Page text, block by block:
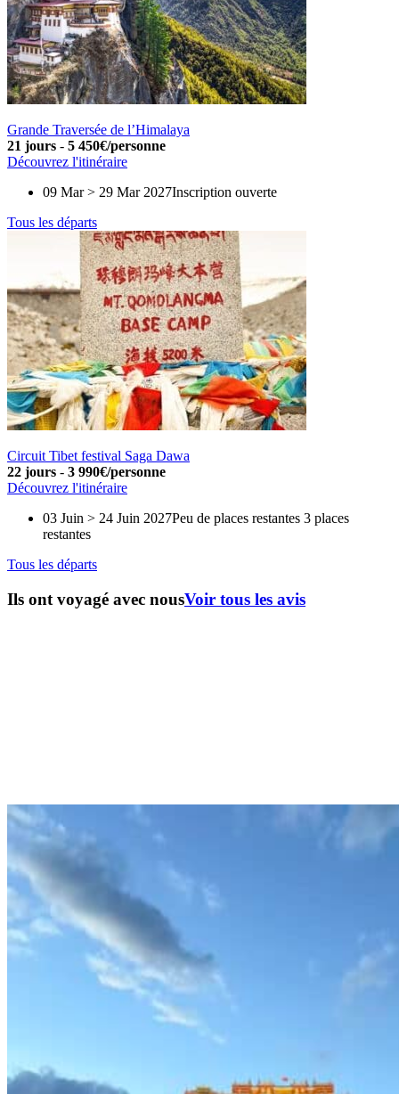
Grande Traversée de l’Himalaya
21 jours - 5 450€/personne
Découvrez l'itinéraire
09 Mar > 29 Mar 2027Inscription ouverte
Tous les départs
Circuit Tibet festival Saga Dawa
22 jours - 3 990€/personne
Découvrez l'itinéraire
03 Juin > 24 Juin 2027Peu de places restantes 3 places
restantes
Tous les départs
Ils ont voyagé avec nousVoir tous les avis